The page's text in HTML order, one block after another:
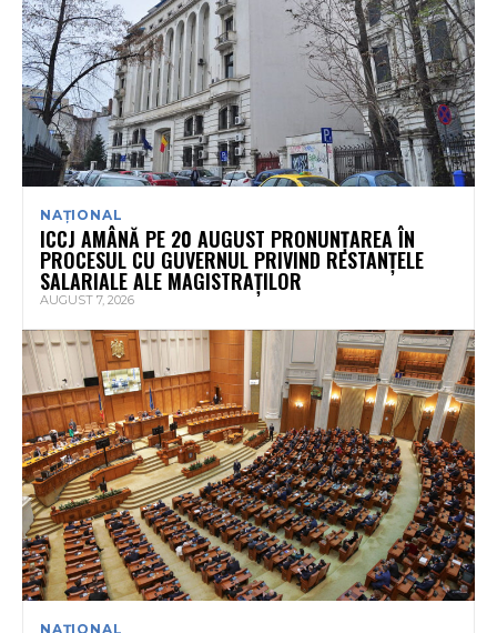
NAȚIONAL
ICCJ AMÂNĂ PE 20 AUGUST PRONUNȚAREA ÎN
PROCESUL CU GUVERNUL PRIVIND RESTANȚELE
SALARIALE ALE MAGISTRAȚILOR
AUGUST 7, 2026
NAȚIONAL